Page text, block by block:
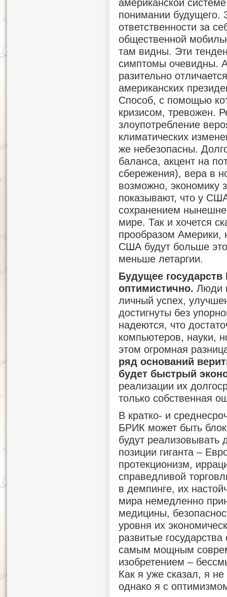
американской
понимании будущего.
ответственности за
общественной
там видны. Эти
симптомы очевидны.
разительно
американских
Способ, с помощью
кризисом, тревожен.
злоупотребление
климатических
же небезопасны.
баланса, акцент на
сбережения), вера в
возможно, экономику
показывают, что у
сохранением
мире. Так и хочется
прообразом Америки,
США будут больше
меньше летаргии.
Будущее
оптимистично. Люди
личный успех,
достигнуты без
надеются, что
компьютеров, науки,
этом огромная
ряд оснований
будет быстрый
реализации их
только собственная
В кратко- и
БРИК может быть
будут реализовывать
позиции гиганта –
протекционизм,
справедливой
в демпинге, их
мира немедленно
медицины,
уровня их
развитые
самым мощным
изобретением –
Как я уже сказал, я
однако я с